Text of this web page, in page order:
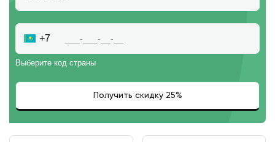
+7
Выберите код страны